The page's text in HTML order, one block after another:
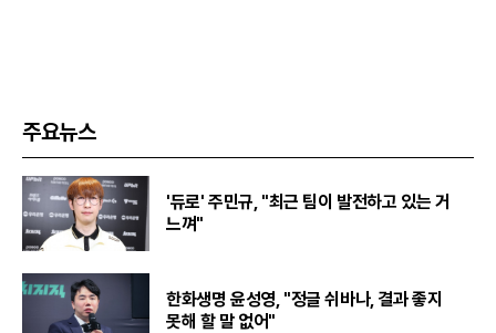
주요뉴스
'듀로' 주민규, "최근 팀이 발전하고 있는 거
느껴"
한화생명 윤성영, "정글 쉬바나, 결과 좋지
못해 할 말 없어"